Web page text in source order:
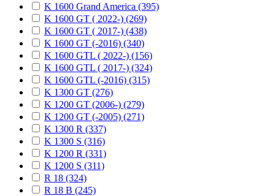
K 1600 Grand America (395)
K 1600 GT ( 2022-) (269)
K 1600 GT ( 2017-) (438)
K 1600 GT (-2016) (340)
K 1600 GTL ( 2022-) (156)
K 1600 GTL ( 2017-) (324)
K 1600 GTL (-2016) (315)
K 1300 GT (276)
K 1200 GT (2006-) (279)
K 1200 GT (-2005) (271)
K 1300 R (337)
K 1300 S (316)
K 1200 R (331)
K 1200 S (311)
R 18 (324)
R 18 B (245)